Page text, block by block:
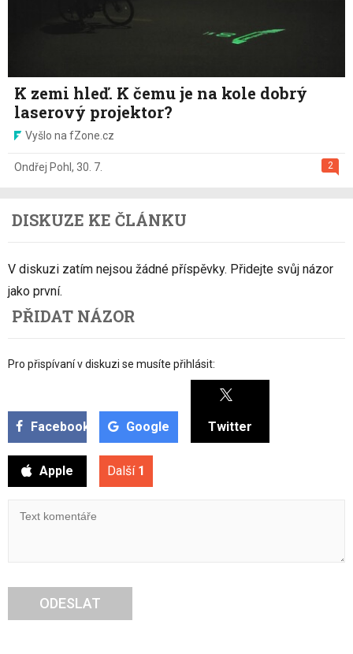
K zemi hleď. K čemu je na kole dobrý
laserový projektor?
Vyšlo na fZone.cz
2
Ondřej Pohl , 30. 7.
DISKUZE KE ČLÁNKU
V diskuzi zatím nejsou žádné příspěvky. Přidejte svůj názor
jako první.
PŘIDAT NÁZOR
Pro přispívaní v diskuzi se musíte přihlásit:
Facebook Google Twitter
Apple Další 1
ODESLAT